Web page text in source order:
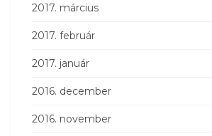
2017. március
2017. február
2017. január
2016. december
2016. november